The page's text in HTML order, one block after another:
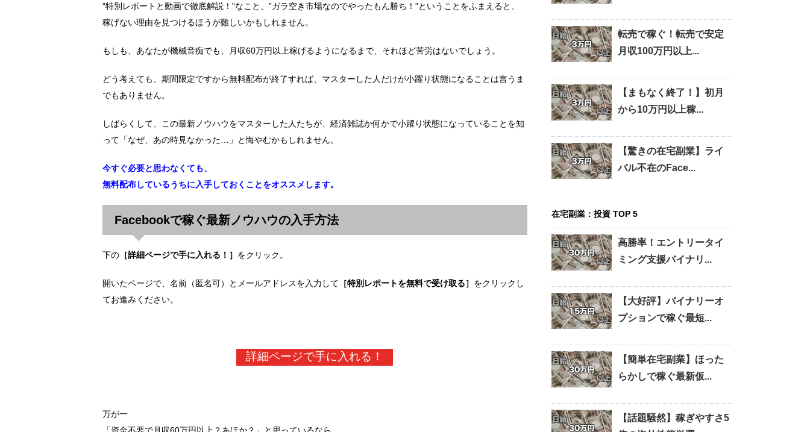
”特別レポートと動画で徹底解説！”なこと、”ガラ空き市場なのでやったもん勝ち！”ということをふまえると、
稼げない理由を見つけるほうが難しいかもしれません。
もしも、あなたが機械音痴でも、月収60万円以上稼げるようになるまで、それほど苦労はないでしょう。
どう考えても、期間限定ですから無料配布が終了すれば、マスターした人だけが小躍り状態になることは言うま
でもありません。
しばらくして、この最新ノウハウをマスターした人たちが、経済雑誌か何かで小躍り状態になっていることを知
って「なぜ、あの時見なかった…」と悔やむかもしれません。
今すぐ必要と思わなくても、
無料配布しているうちに入手しておくことをオススメします。
Facebookで稼ぐ最新ノウハウの入手方法
下の［詳細ページで手に入れる！］ をクリック。
開いたページで、名前（匿名可）とメールアドレスを入力して ［特別レポートを無料で受け取る］ をクリックし
てお進みください。
詳細ページで手に入れる！
万が一
「資金不要で月収60万円以上？あほか？」と思っているなら、
転売で稼ぐ！転売で安定
月収100万円以上...
【まもなく終了！】初月
から10万円以上稼...
【驚きの在宅副業】ライ
バル不在のFace...
在宅副業：投資 TOP 5
高勝率！エントリータイ
ミング支援バイナリ...
【大好評】バイナリーオ
プションで稼ぐ最短...
【簡単在宅副業】ほった
らかしで稼ぐ最新仮...
【話題騒然】稼ぎやすさ5